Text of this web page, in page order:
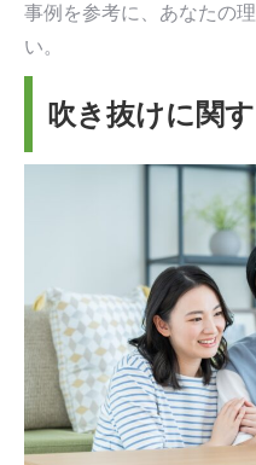
事例を参考に、あなたの
い。
吹き抜けに関